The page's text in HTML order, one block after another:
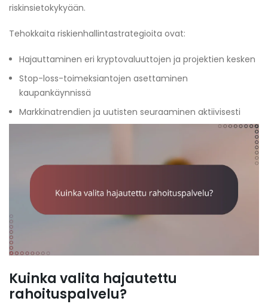
riskinsietokykyään.
Tehokkaita riskienhallintastrategioita ovat:
Hajauttaminen eri kryptovaluuttojen ja projektien kesken
Stop-loss-toimeksiantojen asettaminen
kaupankäynnissä
Markkinatrendien ja uutisten seuraaminen aktiivisesti
Kuinka valita hajautettu
rahoituspalvelu?